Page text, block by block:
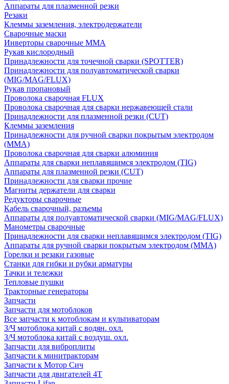
Аппараты для плазменной резки
Резаки
Клеммы заземления, электродержатели
Сварочные маски
Инверторы сварочные ММА
Рукав кислородный
Принадлежности для точечной сварки (SPOTTER)
Принадлежности для полуавтоматической сварки
(MIG/MAG/FLUX)
Рукав пропановый
Проволока сварочная FLUX
Проволока сварочная для сварки нержавеющей стали
Принадлежности для плазменной резки (CUT)
Клеммы заземления
Принадлежности для ручной сварки покрытым электродом
(MMA)
Проволока сварочная для сварки алюминия
Аппараты для сварки неплавящимся электродом (TIG)
Аппараты для плазменной резки (CUT)
Принадлежности для сварки прочие
Магниты держатели для сварки
Редукторы сварочные
Кабель сварочный, разъемы
Аппараты для полуавтоматической сварки (MIG/MAG/FLUX)
Манометры сварочные
Принадлежности для сварки неплавящимся электродом (TIG)
Аппараты для ручной сварки покрытым электродом (MMA)
Горелки и резаки газовые
Станки для гибки и рубки арматуры
Тачки и тележки
Тепловые пушки
Тракторные генераторы
Запчасти
Запчасти для мотоблоков
Все запчасти к мотоблокам и культиваторам
З/Ч мотоблока китай с водян. охл.
З/Ч мотоблока китай с воздуш. охл.
Запчасти для виброплиты
Запчасти к минитракторам
Запчасти к Мотор Сич
Запчасти для двигателей 4Т